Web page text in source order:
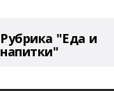
Рубрика "Еда и
напитки"